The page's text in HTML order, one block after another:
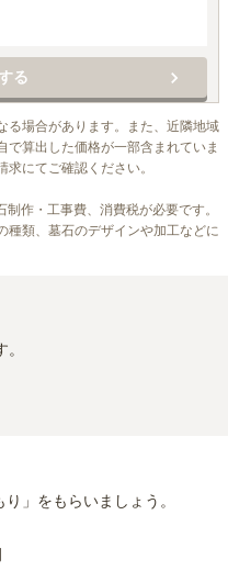
る
場合があります。また、近隣地域
算出した価格が一部含まれていま
にてご確認ください。
作・工事費、消費税が必要です。
種類、墓石のデザインや加工などに
」をもらいましょう。